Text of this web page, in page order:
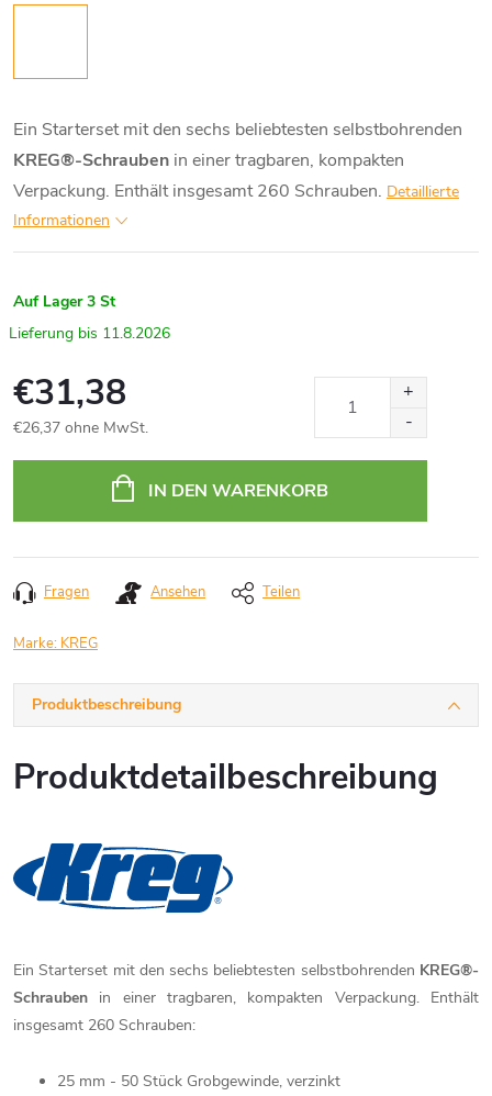
Ein Starterset mit den sechs beliebtesten selbstbohrenden
KREG®-Schrauben in einer tragbaren, kompakten
Verpackung. Enthält insgesamt 260 Schrauben. Detaillierte
Informationen
Auf Lager 3 St
11.8.2026
€31,38
€26,37 ohne MwSt.
IN DEN WARENKORB
Fragen Ansehen Teilen
Marke: KREG
Produktbeschreibung
Produktdetailbeschreibung
Ein Starterset mit den sechs beliebtesten selbstbohrenden KREG®-
Schrauben in einer tragbaren, kompakten Verpackung. Enthält
insgesamt 260 Schrauben:
25 mm - 50 Stück Grobgewinde, verzinkt